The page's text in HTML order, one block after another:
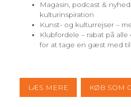
Magasin, podcast &
kulturinspiration
Kunst- og kulturrejser –
Klubfordele – rabat på
for at tage en gæst med
LÆS MERE KØB SOM